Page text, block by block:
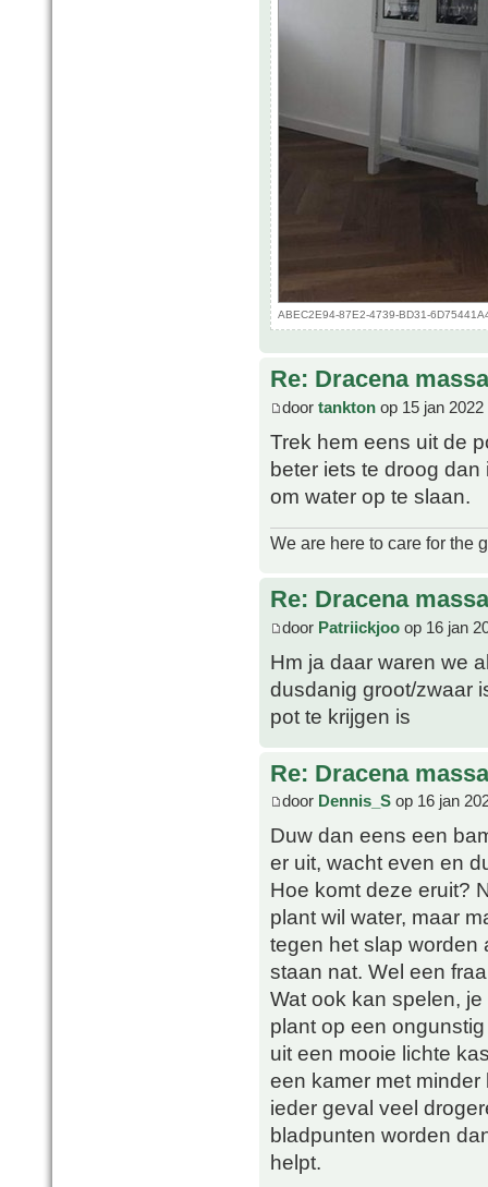
ABEC2E94-87E2-4739-BD31-
Re: Dracena
door tankton op 15 jan 2022
Trek hem eens uit de
beter iets te droog
om water op te slaan.
We are here to care for the
Re: Dracena
door Patriickjoo op 16 jan
Hm ja daar waren we
dusdanig groot/zwaar
pot te krijgen is
Re: Dracena
door Dennis_S op 16 jan
Duw dan eens een
er uit, wacht even en
Hoe komt deze eruit?
plant wil water, maar
tegen het slap worden
staan nat. Wel een
Wat ook kan spelen,
plant op een
uit een mooie lichte
een kamer met
ieder geval veel
bladpunten worden
helpt.